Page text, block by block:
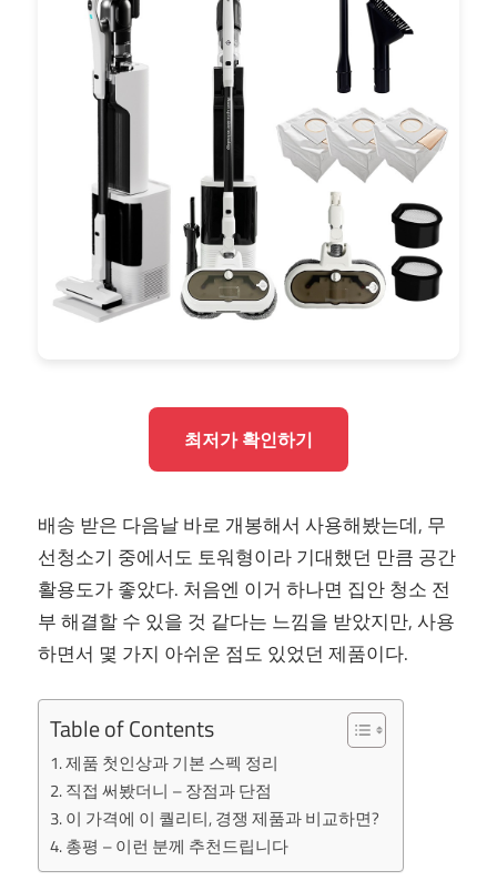
최저가 확인하기
배송 받은 다음날 바로 개봉해서 사용해봤는데, 무
선청소기 중에서도 토워형이라 기대했던 만큼 공간
활용도가 좋았다. 처음엔 이거 하나면 집안 청소 전
부 해결할 수 있을 것 같다는 느낌을 받았지만, 사용
하면서 몇 가지 아쉬운 점도 있었던 제품이다.
Table of Contents
제품 첫인상과 기본 스펙 정리
직접 써봤더니 – 장점과 단점
이 가격에 이 퀄리티, 경쟁 제품과 비교하면?
총평 – 이런 분께 추천드립니다